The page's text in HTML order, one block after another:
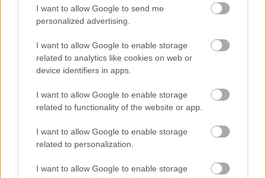
I want to allow Google to send me
personalized advertising.
I want to allow Google to enable storage
related to analytics like cookies on web or
device identifiers in apps.
I want to allow Google to enable storage
related to functionality of the website or app.
I want to allow Google to enable storage
related to personalization.
I want to allow Google to enable storage
ami a ti indulásotokkor volt. Hogyan érzed
magad ebben a világban?
Érdekes dolog ez. Maga a zenekészítés, zeneszerzés
egyáltalán nem változott meg. Az a mai napig
ugyanaz. Ugyanúgy le kell ülni gitározni, énekelni,
dobolni, és ugyanúgy meg kell írnia valakinek a
számokat. Ezeket nem tudja gép összerakni. A
rögzítés is lényegében ugyanaz, bár tény, hogy ez is
nagyon leegyszerűsödött mára. Emiatt aztán sokkal
több is a zenekar.
Ami nagyon megváltozott, az az, hogy hogyan kerül